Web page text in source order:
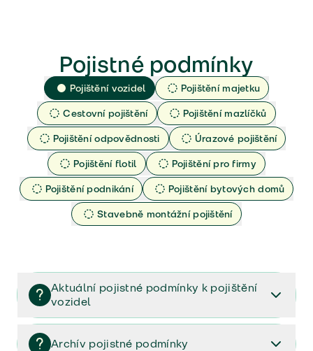
Pojistné podmínky
Pojištění vozidel
Pojištění majetku
Cestovní pojištění
Pojištění mazlíčků
Pojištění odpovědnosti
Úrazové pojištění
Pojištění flotil
Pojištění pro firmy
Pojištění podnikání
Pojištění bytových domů
Stavebně montážní pojištění
Aktuální pojistné podmínky k pojištění
vozidel
Pojištění vozidel/Pojistné podmínky a vše důležité ke
smlouvě (PDF)
Archív pojistné podmínky